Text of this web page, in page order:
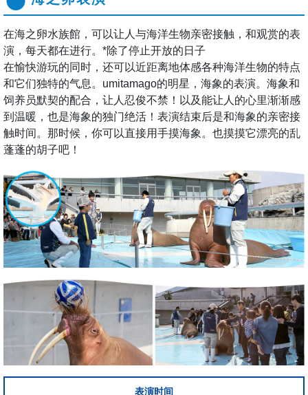
在海之卵水族館，可以让人与海洋生物亲密接触，和观赏的表
演，每天都在进行。*除了停止开放的日子
在愉快游玩的同时，还可以近距离地体感各种海洋生物的特点
和它们独特的气息。umitamago的明星，海象的表演。海象和
饲养员默契的配合，让人忍俊不禁！以及能让人的心里渐渐感
到温暖，也是海象的独门绝活！表演结束后是和海象的亲密接
触时间。那时候，你可以直接用手摸海象。也摸摸它漂亮的乱
蓬蓬的胡子吧！
表演时间